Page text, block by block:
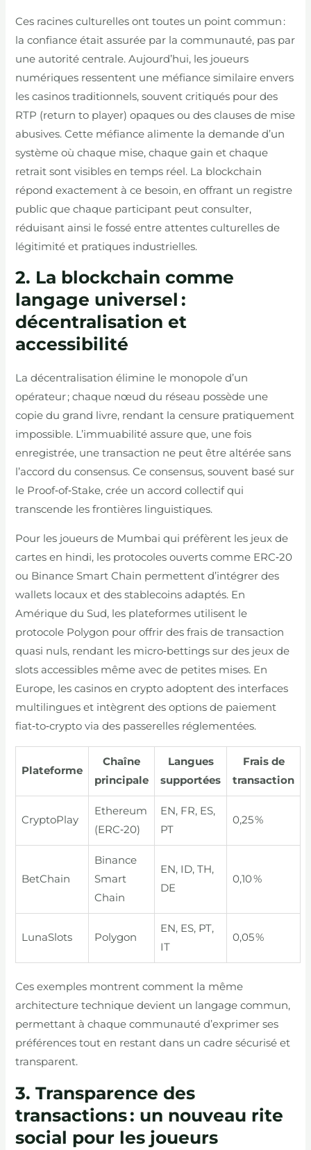
Ces racines culturelles ont toutes un point commun :
la confiance était assurée par la communauté, pas par
une autorité centrale. Aujourd’hui, les joueurs
numériques ressentent une méfiance similaire envers
les casinos traditionnels, souvent critiqués pour des
RTP (return to player) opaques ou des clauses de mise
abusives. Cette méfiance alimente la demande d’un
système où chaque mise, chaque gain et chaque
retrait sont visibles en temps réel. La blockchain
répond exactement à ce besoin, en offrant un registre
public que chaque participant peut consulter,
réduisant ainsi le fossé entre attentes culturelles de
légitimité et pratiques industrielles.
2. La blockchain comme
langage universel :
décentralisation et
accessibilité
La décentralisation élimine le monopole d’un
opérateur ; chaque nœud du réseau possède une
copie du grand livre, rendant la censure pratiquement
impossible. L’immuabilité assure que, une fois
enregistrée, une transaction ne peut être altérée sans
l’accord du consensus. Ce consensus, souvent basé sur
le Proof‑of‑Stake, crée un accord collectif qui
transcende les frontières linguistiques.
Pour les joueurs de Mumbai qui préfèrent les jeux de
cartes en hindi, les protocoles ouverts comme ERC‑20
ou Binance Smart Chain permettent d’intégrer des
wallets locaux et des stablecoins adaptés. En
Amérique du Sud, les plateformes utilisent le
protocole Polygon pour offrir des frais de transaction
quasi nuls, rendant les micro‑bettings sur des jeux de
slots accessibles même avec de petites mises. En
Europe, les casinos en crypto adoptent des interfaces
multilingues et intègrent des options de paiement
fiat‑to‑crypto via des passerelles réglementées.
Plateforme
Chaîne
principale
Langues
supportées
Frais de
transaction
CryptoPlay
Ethereum
(ERC‑20)
EN, FR, ES,
PT
0,25 %
BetChain
Binance
Smart
Chain
EN, ID, TH,
DE
0,10 %
LunaSlots Polygon
EN, ES, PT,
IT
0,05 %
Ces exemples montrent comment la même
architecture technique devient un langage commun,
permettant à chaque communauté d’exprimer ses
préférences tout en restant dans un cadre sécurisé et
transparent.
3. Transparence des
transactions : un nouveau rite
social pour les joueurs